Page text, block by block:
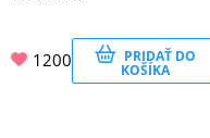
1200 PRIDAŤ DO
KOŠÍKA